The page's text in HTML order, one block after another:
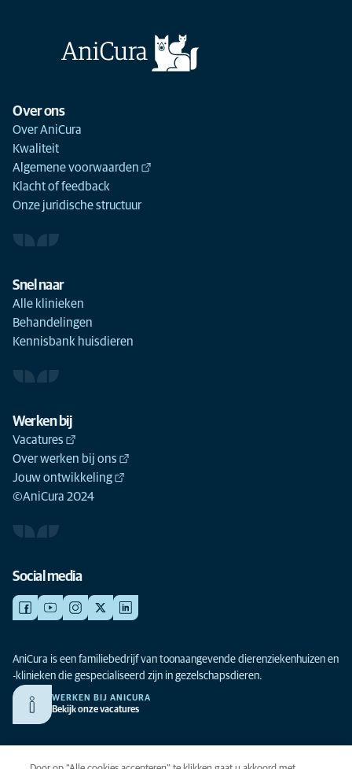
Over ons
Over AniCura
Kwaliteit
Algemene voorwaarden
Klacht of feedback
Onze juridische structuur
Snel naar
Alle klinieken
Behandelingen
Kennisbank huisdieren
Werken bij
Vacatures
Over werken bij ons
Jouw ontwikkeling
©AniCura 2024
Social media
AniCura is een familiebedrijf van toonaangevende dierenziekenhuizen en
-klinieken die gespecialiseerd zijn in gezelschapsdieren.
WERKEN BIJ ANICURA
Bekijk onze vacatures
Privacy